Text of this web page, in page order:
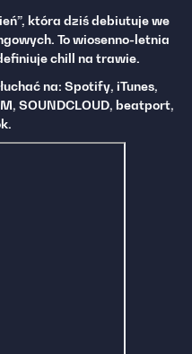
która dziś debiutuje we
To wiosenno-letnia
chill na trawie.
na: Spotify, iTunes,
SOUNDCLOUD, beatport,